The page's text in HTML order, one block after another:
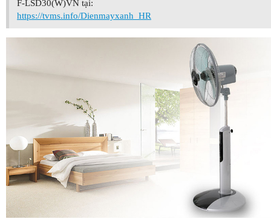
F-LSD30(W)VN tại:
https://tvms.info/Dienmayxanh_HR